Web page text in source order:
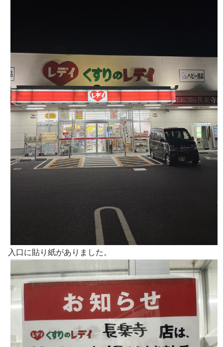
入口に貼り紙がありました。